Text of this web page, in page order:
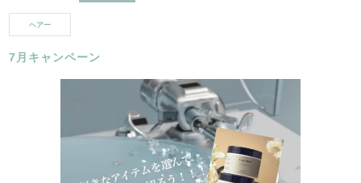
ヘアー
7月キャンペーン